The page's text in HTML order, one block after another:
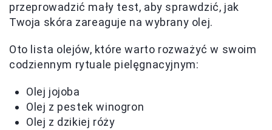
przeprowadzić mały test, aby sprawdzić, jak
Twoja skóra zareaguje na wybrany olej.
Oto lista olejów, które warto rozważyć w swoim
codziennym rytuale pielęgnacyjnym:
Olej jojoba
Olej z pestek winogron
Olej z dzikiej róży